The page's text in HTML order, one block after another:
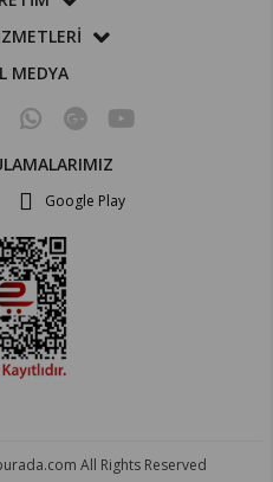
MEDYA
Google Play
All Rights Reserved